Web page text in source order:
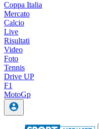
Coppa Italia
Mercato
Calcio
Live
Risultati
Video
Foto
Tennis
Drive UP
F1
MotoGp